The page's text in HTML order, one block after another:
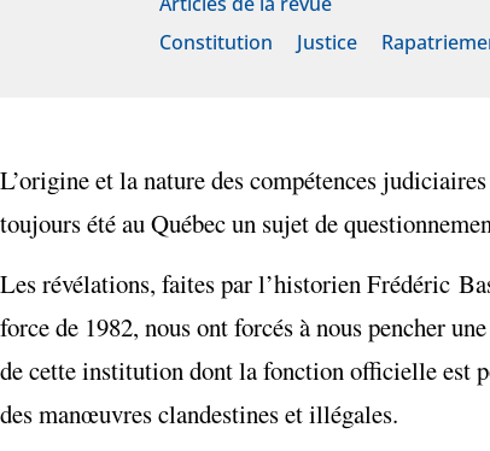
Constitution
Justice
L’origine et la nature des compétences
toujours été au Québec un sujet de
Les révélations, faites par l’historien Frédéric
force de 1982, nous ont forcés à nous pencher
de cette institution dont la fonction officielle est
des manœuvres clandestines et illégales.